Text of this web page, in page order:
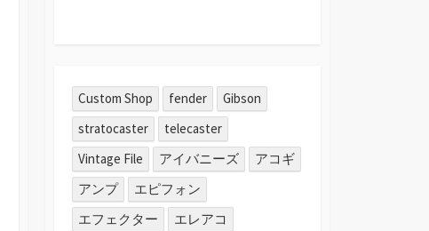
Custom Shop fender
Gibson
stratocaster
telecaster
Vintage File
アイバニーズ
アコギ
アンプ
エピフォン
エフェクター
エレアコ